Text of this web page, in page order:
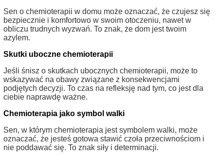
Sen o chemioterapii w domu może oznaczać, że czujesz się
bezpiecznie i komfortowo w swoim otoczeniu, nawet w
obliczu trudnych wyzwań. To znak, że dom jest twoim
azylem.
Skutki uboczne chemioterapii
Jeśli śnisz o skutkach ubocznych chemioterapii, może to
wskazywać na obawy związane z konsekwencjami
podjętych decyzji. To czas na refleksję nad tym, co jest dla
ciebie naprawdę ważne.
Chemioterapia jako symbol walki
Sen, w którym chemioterapia jest symbolem walki, może
oznaczać, że jesteś gotowa stawić czoła przeciwnościom i
nie poddawać się. To znak siły i determinacji.